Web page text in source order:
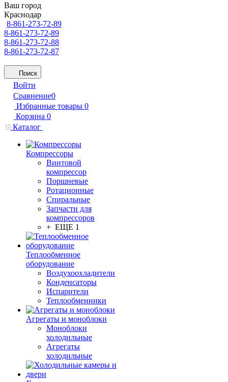
Ваш город
Краснодар
8-861-273-72-89
8-861-273-72-89
8-861-273-72-88
8-861-273-72-87
Поиск
Войти
Сравнение0
Избранные товары 0
Корзина 0
Каталог
Компрессоры
Винтовой
компрессор
Поршневые
Ротационные
Спиральные
Запчасти для
компрессоров
+ ЕЩЕ 1
Теплообменное
оборудование
Воздухоохладители
Конденсаторы
Испарители
Теплообменники
Агрегаты и моноблоки
Моноблоки
холодильные
Агрегаты
холодильные